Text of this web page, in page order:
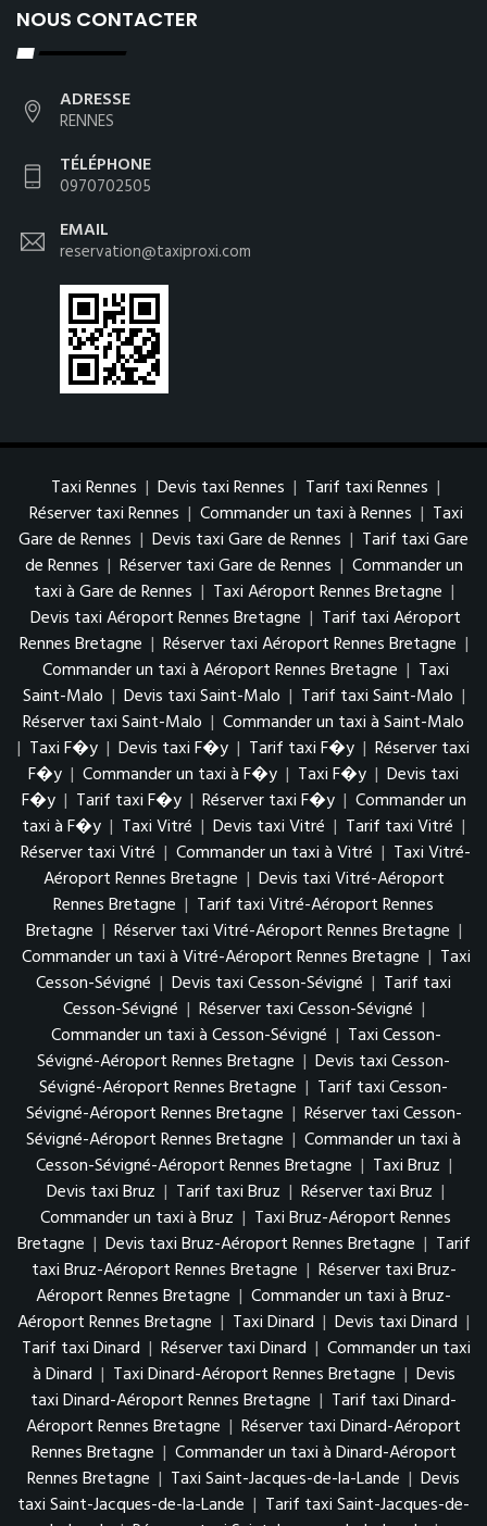
NOUS CONTACTER
ADRESSE
RENNES
TÉLÉPHONE
0970702505
EMAIL
reservation@taxiproxi.com
Taxi Rennes | Devis taxi Rennes | Tarif taxi Rennes |
Réserver taxi Rennes | Commander un taxi à Rennes | Taxi
Gare de Rennes | Devis taxi Gare de Rennes | Tarif taxi Gare
de Rennes | Réserver taxi Gare de Rennes | Commander un
taxi à Gare de Rennes | Taxi Aéroport Rennes Bretagne |
Devis taxi Aéroport Rennes Bretagne | Tarif taxi Aéroport
Rennes Bretagne | Réserver taxi Aéroport Rennes Bretagne |
Commander un taxi à Aéroport Rennes Bretagne | Taxi
Saint-Malo | Devis taxi Saint-Malo | Tarif taxi Saint-Malo |
Réserver taxi Saint-Malo | Commander un taxi à Saint-Malo
| Taxi F�y | Devis taxi F�y | Tarif taxi F�y | Réserver taxi
F�y | Commander un taxi à F�y | Taxi F�y | Devis taxi
F�y | Tarif taxi F�y | Réserver taxi F�y | Commander un
taxi à F�y | Taxi Vitré | Devis taxi Vitré | Tarif taxi Vitré |
Réserver taxi Vitré | Commander un taxi à Vitré | Taxi Vitré-
Aéroport Rennes Bretagne | Devis taxi Vitré-Aéroport
Rennes Bretagne | Tarif taxi Vitré-Aéroport Rennes
Bretagne | Réserver taxi Vitré-Aéroport Rennes Bretagne |
Commander un taxi à Vitré-Aéroport Rennes Bretagne | Taxi
Cesson-Sévigné | Devis taxi Cesson-Sévigné | Tarif taxi
Cesson-Sévigné | Réserver taxi Cesson-Sévigné |
Commander un taxi à Cesson-Sévigné | Taxi Cesson-
Sévigné-Aéroport Rennes Bretagne | Devis taxi Cesson-
Sévigné-Aéroport Rennes Bretagne | Tarif taxi Cesson-
Sévigné-Aéroport Rennes Bretagne | Réserver taxi Cesson-
Sévigné-Aéroport Rennes Bretagne | Commander un taxi à
Cesson-Sévigné-Aéroport Rennes Bretagne | Taxi Bruz |
Devis taxi Bruz | Tarif taxi Bruz | Réserver taxi Bruz |
Commander un taxi à Bruz | Taxi Bruz-Aéroport Rennes
Bretagne | Devis taxi Bruz-Aéroport Rennes Bretagne | Tarif
taxi Bruz-Aéroport Rennes Bretagne | Réserver taxi Bruz-
Aéroport Rennes Bretagne | Commander un taxi à Bruz-
Aéroport Rennes Bretagne | Taxi Dinard | Devis taxi Dinard |
Tarif taxi Dinard | Réserver taxi Dinard | Commander un taxi
à Dinard | Taxi Dinard-Aéroport Rennes Bretagne | Devis
taxi Dinard-Aéroport Rennes Bretagne | Tarif taxi Dinard-
Aéroport Rennes Bretagne | Réserver taxi Dinard-Aéroport
Rennes Bretagne | Commander un taxi à Dinard-Aéroport
Rennes Bretagne | Taxi Saint-Jacques-de-la-Lande | Devis
taxi Saint-Jacques-de-la-Lande | Tarif taxi Saint-Jacques-de-